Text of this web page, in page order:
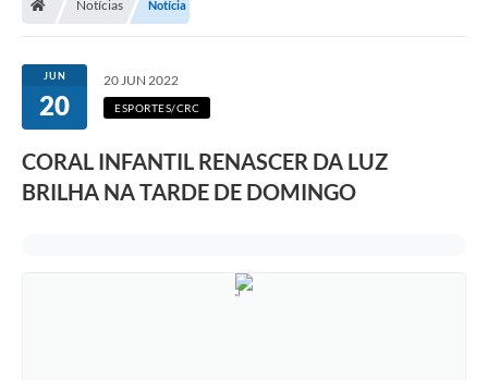
Notícias Notícia
JUN
20
20 JUN 2022
ESPORTES/CRC
CORAL INFANTIL RENASCER DA LUZ
BRILHA NA TARDE DE DOMINGO